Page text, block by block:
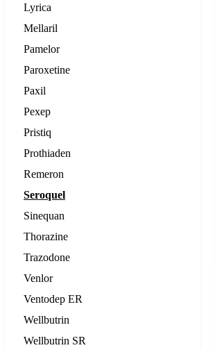
Lyrica
Mellaril
Pamelor
Paroxetine
Paxil
Pexep
Pristiq
Prothiaden
Remeron
Seroquel
Sinequan
Thorazine
Trazodone
Venlor
Ventodep ER
Wellbutrin
Wellbutrin SR